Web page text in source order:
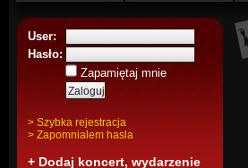
User:
Hasło:
Zapamiętaj mnie
> Szybka rejestracja
> Zapomnialem hasla
+ Dodaj koncert, wydarzenie